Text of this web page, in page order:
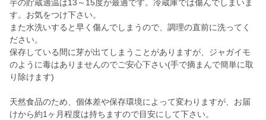
芋の貯蔵適温は13～15度が最適です。冷蔵庫では傷んでしまいま
す。お気をつけ下さい。
また水洗いすると早く傷んでしまうので、調理の直前に洗ってく
ださい。
保存している間に芽が出てしまうことがありますが、ジャガイモ
のように毒はありませんのでご安心下さい(手で摘まんで簡単に取
り除けます)
天然食品のため、個体差や保存環境によって変わりますが、お届
けから約1ヶ月程度は持ちますので目安にして下さい。